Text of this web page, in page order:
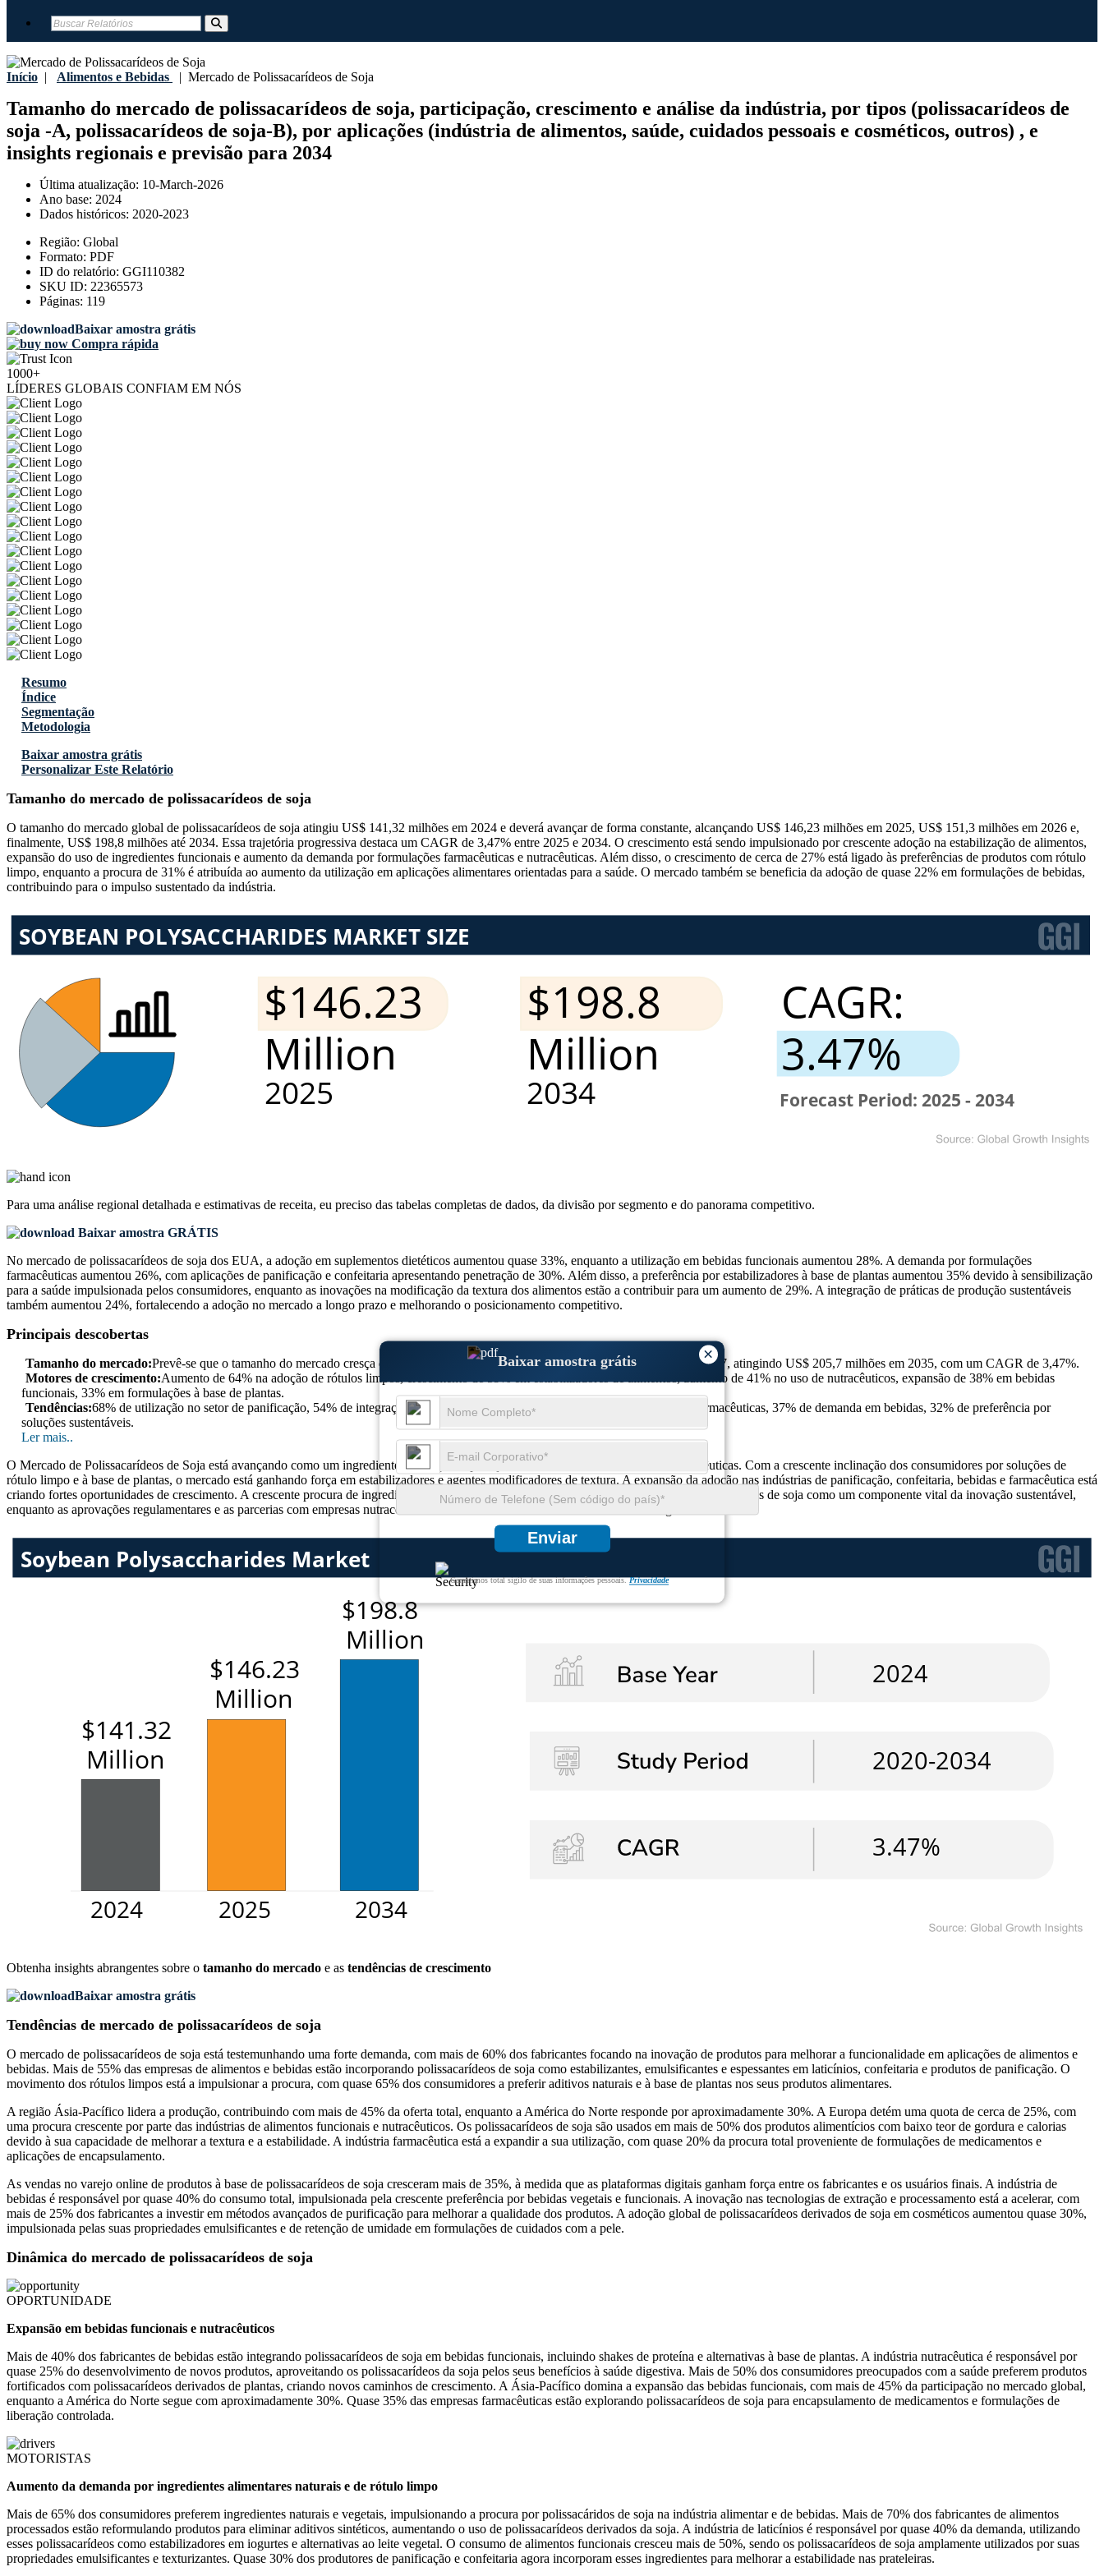
Início | Alimentos e Bebidas | Mercado de Polissacarídeos de Soja
Tamanho do mercado de polissacarídeos de soja, participação, crescimento e análise da indústria, por tipos (polissacarídeos de
soja -A, polissacarídeos de soja-B), por aplicações (indústria de alimentos, saúde, cuidados pessoais e cosméticos, outros) , e
insights regionais e previsão para 2034
Última atualização: 10-March-2026
Ano base: 2024
Dados históricos: 2020-2023
Região: Global
Formato: PDF
ID do relatório: GGI110382
SKU ID: 22365573
Páginas: 119
Baixar amostra grátis
Compra rápida
1000+
LÍDERES GLOBAIS CONFIAM EM NÓS
×
Baixar amostra grátis
Enviar
Garantimos total sigilo de suas informações pessoais.Privacidade
Resumo
Índice
Segmentação
Metodologia
Baixar amostra grátis
Personalizar Este Relatório
Tamanho do mercado de polissacarídeos de soja
O tamanho do mercado global de polissacarídeos de soja atingiu US$ 141,32 milhões em 2024 e deverá avançar de forma constante, alcançando US$ 146,23 milhões em 2025, US$ 151,3 milhões em 2026 e,
finalmente, US$ 198,8 milhões até 2034. Essa trajetória progressiva destaca um CAGR de 3,47% entre 2025 e 2034. O crescimento está sendo impulsionado por crescente adoção na estabilização de alimentos,
expansão do uso de ingredientes funcionais e aumento da demanda por formulações farmacêuticas e nutracêuticas. Além disso, o crescimento de cerca de 27% está ligado às preferências de produtos com rótulo
limpo, enquanto a procura de 31% é atribuída ao aumento da utilização em aplicações alimentares orientadas para a saúde. O mercado também se beneficia da adoção de quase 22% em formulações de bebidas,
contribuindo para o impulso sustentado da indústria.
Para uma análise regional detalhada e estimativas de receita, eu preciso das tabelas completas de dados, da divisão por segmento e do panorama competitivo.
Baixar amostra GRÁTIS
No mercado de polissacarídeos de soja dos EUA, a adoção em suplementos dietéticos aumentou quase 33%, enquanto a utilização em bebidas funcionais aumentou 28%. A demanda por formulações
farmacêuticas aumentou 26%, com aplicações de panificação e confeitaria apresentando penetração de 30%. Além disso, a preferência por estabilizadores à base de plantas aumentou 35% devido à sensibilização
para a saúde impulsionada pelos consumidores, enquanto as inovações na modificação da textura dos alimentos estão a contribuir para um aumento de 29%. A integração de práticas de produção sustentáveis ​​
também aumentou 24%, fortalecendo a adoção no mercado a longo prazo e melhorando o posicionamento competitivo.
Principais descobertas
Tamanho do mercado:Prevê-se que o tamanho do mercado cresça de US$ 151,3 milhões em 2026 para US$ 156,55 milhões em 2027, atingindo US$ 205,7 milhões em 2035, com um CAGR de 3,47%.
Motores de crescimento:Aumento de 64% na adoção de rótulos limpos, crescimento de 59% em estabilizadores de alimentos, aumento de 41% no uso de nutracêuticos, expansão de 38% em bebidas
funcionais, 33% em formulações à base de plantas.
Tendências:68% de utilização no setor de panificação, 54% de integração em suplementos, 43% de crescimento em formulações farmacêuticas, 37% de demanda em bebidas, 32% de preferência por
soluções sustentáveis.
Ler mais..
O Mercado de Polissacarídeos de Soja está avançando como um ingrediente crítico para aplicações alimentícias, farmacêuticas e nutracêuticas. Com a crescente inclinação dos consumidores por soluções de
rótulo limpo e à base de plantas, o mercado está ganhando força em estabilizadores e agentes modificadores de textura. A expansão da adoção nas indústrias de panificação, confeitaria, bebidas e farmacêutica está
criando fortes oportunidades de crescimento. A crescente procura de ingredientes ecológicos e orientados para a saúde posiciona os polissacarídeos de soja como um componente vital da inovação sustentável,
enquanto as aprovações regulamentares e as parcerias com empresas nutracêuticas estão a aumentar ainda mais a sua influência global.
Obtenha insights abrangentes sobre o tamanho do mercado e as tendências de crescimento
Baixar amostra grátis
Tendências de mercado de polissacarídeos de soja
O mercado de polissacarídeos de soja está testemunhando uma forte demanda, com mais de 60% dos fabricantes focando na inovação de produtos para melhorar a funcionalidade em aplicações de alimentos e
bebidas. Mais de 55% das empresas de alimentos e bebidas estão incorporando polissacarídeos de soja como estabilizantes, emulsificantes e espessantes em laticínios, confeitaria e produtos de panificação. O
movimento dos rótulos limpos está a impulsionar a procura, com quase 65% dos consumidores a preferir aditivos naturais e à base de plantas nos seus produtos alimentares.
A região Ásia-Pacífico lidera a produção, contribuindo com mais de 45% da oferta total, enquanto a América do Norte responde por aproximadamente 30%. A Europa detém uma quota de cerca de 25%, com
uma procura crescente por parte das indústrias de alimentos funcionais e nutracêuticos. Os polissacarídeos de soja são usados ​​em mais de 50% dos produtos alimentícios com baixo teor de gordura e calorias
devido à sua capacidade de melhorar a textura e a estabilidade. A indústria farmacêutica está a expandir a sua utilização, com quase 20% da procura total proveniente de formulações de medicamentos e
aplicações de encapsulamento.
As vendas no varejo online de produtos à base de polissacarídeos de soja cresceram mais de 35%, à medida que as plataformas digitais ganham força entre os fabricantes e os usuários finais. A indústria de
bebidas é responsável por quase 40% do consumo total, impulsionada pela crescente preferência por bebidas vegetais e funcionais. A inovação nas tecnologias de extração e processamento está a acelerar, com
mais de 25% dos fabricantes a investir em métodos avançados de purificação para melhorar a qualidade dos produtos. A adoção global de polissacarídeos derivados de soja em cosméticos aumentou quase 30%,
impulsionada pelas suas propriedades emulsificantes e de retenção de umidade em formulações de cuidados com a pele.
Dinâmica do mercado de polissacarídeos de soja
OPORTUNIDADE
Expansão em bebidas funcionais e nutracêuticos
Mais de 40% dos fabricantes de bebidas estão integrando polissacarídeos de soja em bebidas funcionais, incluindo shakes de proteína e alternativas à base de plantas. A indústria nutracêutica é responsável por
quase 25% do desenvolvimento de novos produtos, aproveitando os polissacarídeos da soja pelos seus benefícios à saúde digestiva. Mais de 50% dos consumidores preocupados com a saúde preferem produtos
fortificados com polissacarídeos derivados de plantas, criando novos caminhos de crescimento. A Ásia-Pacífico domina a expansão das bebidas funcionais, com mais de 45% da participação no mercado global,
enquanto a América do Norte segue com aproximadamente 30%. Quase 35% das empresas farmacêuticas estão explorando polissacarídeos de soja para encapsulamento de medicamentos e formulações de
liberação controlada.
MOTORISTAS
Aumento da demanda por ingredientes alimentares naturais e de rótulo limpo
Mais de 65% dos consumidores preferem ingredientes naturais e vegetais, impulsionando a procura por polissacáridos de soja na indústria alimentar e de bebidas. Mais de 70% dos fabricantes de alimentos
processados ​​estão reformulando produtos para eliminar aditivos sintéticos, aumentando o uso de polissacarídeos derivados da soja. A indústria de laticínios é responsável por quase 40% da demanda, utilizando
esses polissacarídeos como estabilizadores em iogurtes e alternativas ao leite vegetal. O consumo de alimentos funcionais cresceu mais de 50%, sendo os polissacarídeos de soja amplamente utilizados por suas
propriedades emulsificantes e texturizantes. Quase 30% dos produtores de panificação e confeitaria agora incorporam esses ingredientes para melhorar a estabilidade nas prateleiras.